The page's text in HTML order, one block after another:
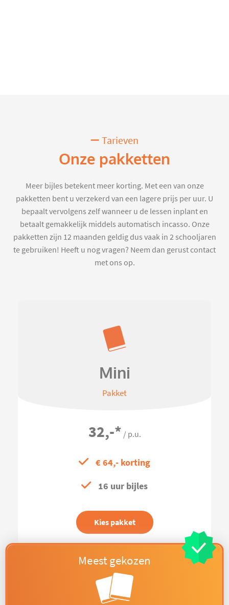
Tarieven
Onze pakketten
Meer bijles betekent meer korting. Met een van onze
pakketten bent u verzekerd van een lagere prijs per uur. U
bepaalt vervolgens zelf wanneer u de lessen inplant en
betaalt gemakkelijk middels automatisch incasso. Onze
pakketten zijn 12 maanden geldig dus vaak in 2 schooljaren
te gebruiken! Heeft u nog vragen? Neem dan gerust contact
met ons op.
Mini
Pakket
32,-* / p.u.
€ 64,- korting
16 uur bijles
Kies pakket